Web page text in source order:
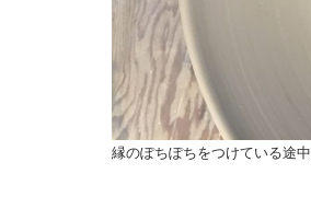
縁のぽちぽちをつけている途中